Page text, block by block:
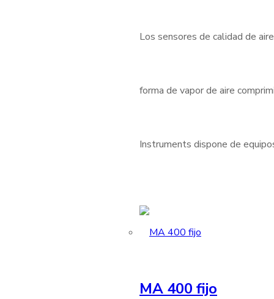
Los sensores de calidad de
forma de vapor de aire
Instruments dispone de
MA 400 fijo